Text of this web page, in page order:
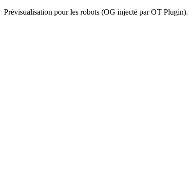
Prévisualisation pour les robots (OG injecté par OT Plugin).